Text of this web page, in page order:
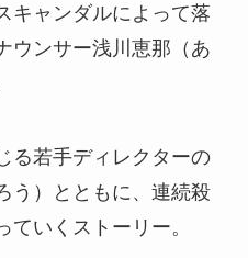
キャンダルによって落
ウンサー浅川恵那（あ
る若手ディレクターの
）
とともに、連続殺
ていくストーリー。